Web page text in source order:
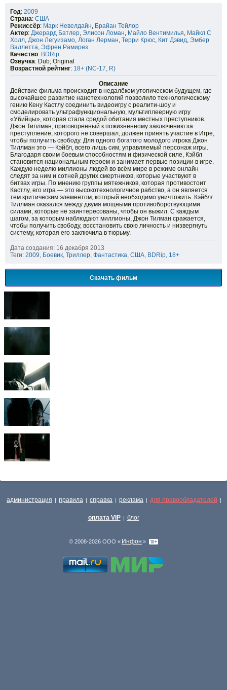
Год: 2009
Страна: США
Режиссёр: Марк Невелдайн, Брайан Тейлор
Актер: Джерард Батлер, Элисон Ломан, Майло Вентимилья, Майкл С
Холл, Джон Легуизамо, Логан Лерман, Терри Крюс, Кит Дэвид, Эмбер
Валлетта, Эфрен Рамирез
Качество: BDRip
Озвучка: Dub; Original
Возрастной рейтинг: 18+ (NC-17, R)
Описание
Действие фильма происходит в недалёком утопическом будущем, где
высочайшее развитие нанотехнологий позволило технологическому
гению Кену Кастлу соединить видеоигру с реалити-шоу и
смоделировать ультрафункциональную, мультиплеерную игру
«Убийцы», которая стала средой обитания местных преступников.
Джон Тиллман, приговоренный к пожизненному заключению за
преступление, которого не совершал, должен принять участие в Игре,
чтобы получить свободу. Для одного богатого молодого игрока Джон
Тиллман это — Кэйбл, всего лишь сим, управляемый персонаж игры.
Благодаря своим боевым способностям и физической силе, Кэйбл
становится национальным героем и занимает первые позиции в игре.
Каждую неделю миллионы людей во всём мире в режиме онлайн
следят за ним и сотней других смертников, которые участвуют в
битвах игры. По мнению группы мятежников, которая противостоит
Кастлу, его игра — это высокотехнологичное рабство, а он является
тем критическим элементом, который необходимо уничтожить. Кэйбл/
Тиллман оказался между двумя мощными противоборствующими
силами, которые не заинтересованы, чтобы он выжил. С каждым
шагом, за которым наблюдают миллионы, Джон Тилман сражается,
чтобы получить свободу, восстановить свою личность и низвергнуть
систему, которая его заключила в тюрьму.
Дата создания: 16 декабря 2013
Теги: 2009, Боевик, Триллер, Фантастика, США, BDRip, 18+
Скачать фильм
администрация | правила | справка | реклама | для правообладателей |
оплата VIP | блог
© 2008-2026 ООО « Инфон »